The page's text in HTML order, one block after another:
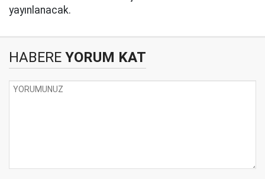
yayınlanacak.
HABERE YORUM KAT